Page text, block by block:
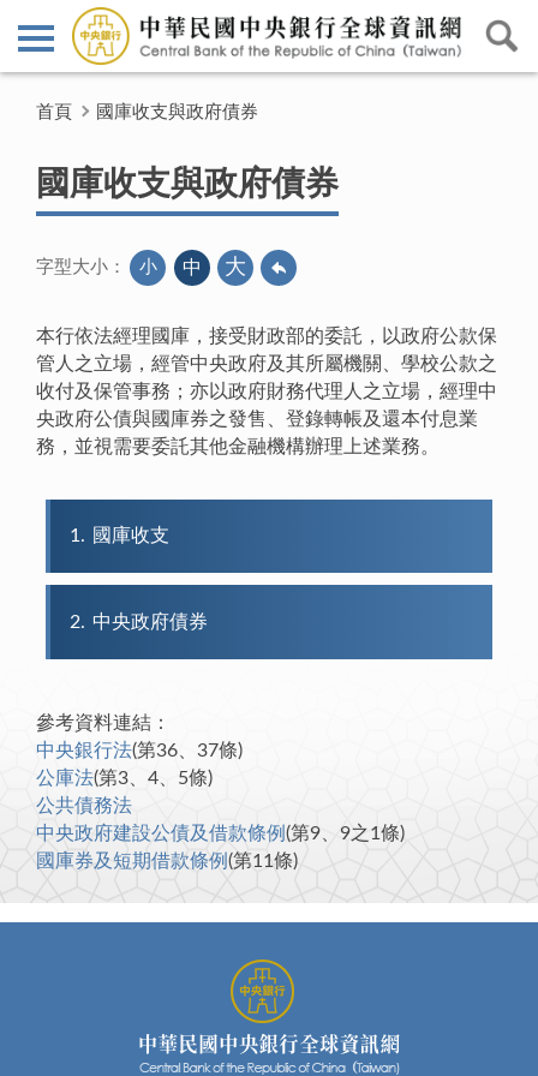
首頁 國庫收支與政府債券
國庫收支與政府債券
字型大小： 小 中 大
本行依法經理國庫，接受財政部的委託，以政府公款保
管人之立場，經管中央政府及其所屬機關、學校公款之
收付及保管事務；亦以政府財務代理人之立場，經理中
央政府公債與國庫券之發售、登錄轉帳及還本付息業
務，並視需要委託其他金融機構辦理上述業務。
1 國庫收支
2 中央政府債券
參考資料連結：
中央銀行法(第36、37條)
公庫法(第3、4、5條)
公共債務法
中央政府建設公債及借款條例(第9、9之1條)
國庫券及短期借款條例(第11條)